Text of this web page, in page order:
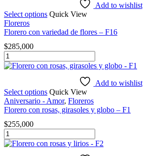
flores
-
F13
Add to wishlist
Select options Quick View
Floreros
Florero con variedad de flores – F16
$285,000
Florero
con
flores
-
F16
Add to wishlist
Select options Quick View
Aniversario - Amor, Floreros
Florero con rosas, girasoles y globo – F1
$255,000
Florero
con